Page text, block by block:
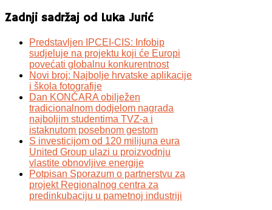
Zadnji sadržaj od Luka Jurić
Predstavljen IPCEI-CIS: Infobip
sudjeluje na projektu koji će Europi
povećati globalnu konkurentnost
Novi broj: Najbolje hrvatske aplikacije
i škola fotografije
Dan KONČARA obilježen
tradicionalnom dodjelom nagrada
najboljim studentima TVZ-a i
istaknutom posebnom gestom
S investicijom od 120 milijuna eura
United Group ulazi u proizvodnju
vlastite obnovljive energije
Potpisan Sporazum o partnerstvu za
projekt Regionalnog centra za
predinkubaciju u pametnoj industriji